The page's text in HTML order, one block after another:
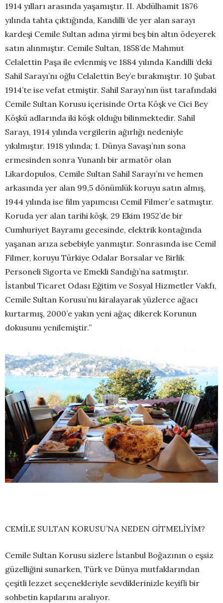
1914 yılları arasında yaşamıştır. II. Abdülhamit 1876
yılında tahta çıktığında, Kandilli ‘de yer alan sarayı
kardeşi Cemile Sultan adına yirmi beş bin altın ödeyerek
satın alınmıştır. Cemile Sultan, 1858’de Mahmut
Celalettin Paşa ile evlenmiş ve 1884 yılında Kandilli ‘deki
Sahil Sarayı’nı oğlu Celalettin Bey’e bırakmıştır. 10 Şubat
1914’te ise vefat etmiştir. Sahil Sarayı’nın üst tarafındaki
Cemile Sultan Korusu içerisinde Orta Köşk ve Cici Bey
Köşkü adlarında iki köşk olduğu bilinmektedir. Sahil
Sarayı, 1914 yılında vergilerin ağırlığı nedeniyle
yıkılmıştır. 1918 yılında; 1. Dünya Savaşı’nın sona
ermesinden sonra Yunanlı bir armatör olan
Likardopulos, Cemile Sultan Sahil Sarayı’nı ve hemen
arkasında yer alan 99,5 dönümlük koruyu satın almış,
1944 yılında ise film yapımcısı Cemil Filmer’e satmıştır.
Koruda yer alan tarihi köşk, 29 Ekim 1952’de bir
Cumhuriyet Bayramı gecesinde, elektrik kontağında
yaşanan arıza sebebiyle yanmıştır. Sonrasında ise Cemil
Filmer, koruyu Türkiye Odalar Borsalar ve Birlik
Personeli Sigorta ve Emekli Sandığı’na satmıştır.
İstanbul Ticaret Odası Eğitim ve Sosyal Hizmetler Vakfı,
Cemile Sultan Korusu’nu kiralayarak yüzlerce ağacı
kurtarmış, 2000’e yakın yeni ağaç dikerek Korunun
dokusunu yenilemiştir.’’
CEMİLE SULTAN KORUSU’NA NEDEN GİTMELİYİM?
Cemile Sultan Korusu sizlere İstanbul Boğazının o eşsiz
güzelliğini sunarken, Türk ve Dünya mutfaklarından
çeşitli lezzet seçenekleriyle sevdiklerinizle keyifli bir
sohbetin kapılarını aralıyor.